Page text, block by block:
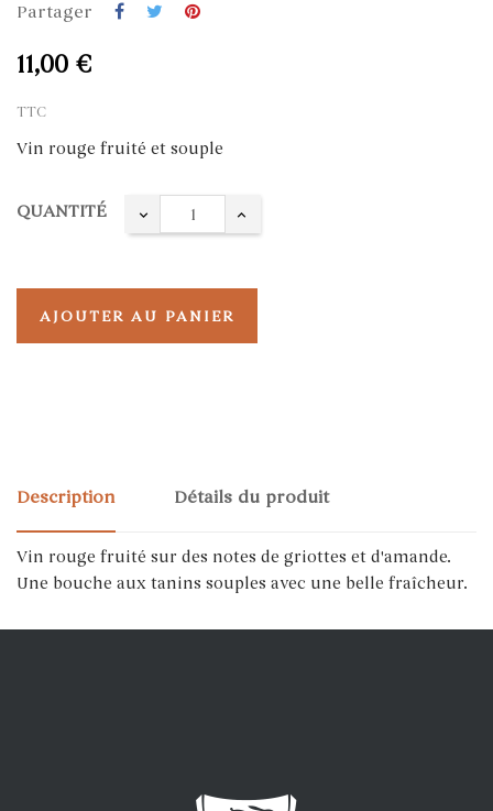
Partager
11,00 €
TTC
Vin rouge fruité et souple
QUANTITÉ
AJOUTER AU PANIER
Description Détails du produit
Vin rouge fruité sur des notes de griottes et d'amande.
Une bouche aux tanins souples avec une belle fraîcheur.